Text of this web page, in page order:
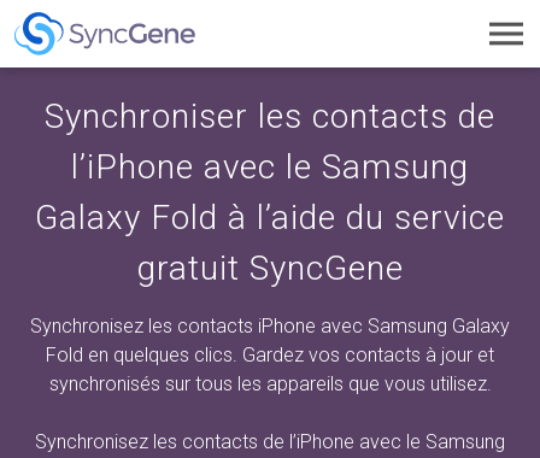
Synchroniser les contacts de
l’iPhone avec le Samsung
Galaxy Fold à l’aide du service
gratuit SyncGene
Synchronisez les contacts iPhone avec Samsung Galaxy
Fold en quelques clics. Gardez vos contacts à jour et
synchronisés sur tous les appareils que vous utilisez.
Synchronisez les contacts de l’iPhone avec le Samsung